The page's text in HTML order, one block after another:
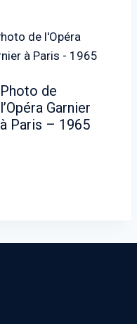
Photo de
l’Opéra Garnier
à Paris – 1965